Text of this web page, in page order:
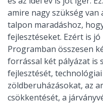
amire nagy szükség van
talpon maradáshoz,
fejlesztéseket. Ezért is
Programban összesen
forrással két pályázat is
fejlesztését,
zöldberuházásokat, az
csökkentését, a